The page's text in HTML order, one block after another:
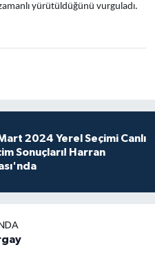
yürütüldüğünü vurguladı.
2024 Yerel Seçimi Canlı
Sonuçları! Harran